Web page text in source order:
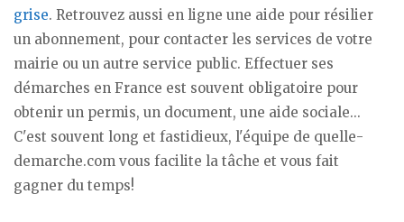
grise. Retrouvez aussi en ligne une aide pour résilier
un abonnement, pour contacter les services de votre
mairie ou un autre service public. Effectuer ses
démarches en France est souvent obligatoire pour
obtenir un permis, un document, une aide sociale...
C'est souvent long et fastidieux, l'équipe de quelle-
demarche.com vous facilite la tâche et vous fait
gagner du temps!